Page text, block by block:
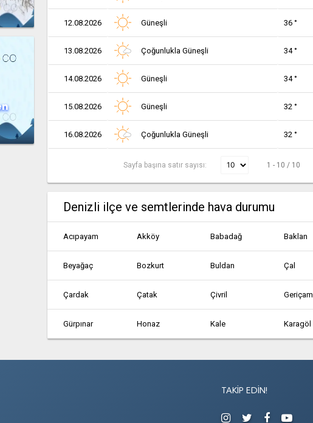
12.08.2026 Güneşli 36 °
13.08.2026 Çoğunlukla Güneşli 34 °
14.08.2026 Güneşli 34 °
15.08.2026 Güneşli 32 °
16.08.2026 Çoğunlukla Güneşli 32 °
Sayfa başına satır sayısı: 1 - 10 / 10
Denizli ilçe ve semtlerinde hava durumu
Acıpayam Akköy Babadağ Baklan
Beyağaç Bozkurt Buldan Çal
Çardak Çatak Çivril Geriçam
Gürpınar Honaz Kale Karagöl
TAKIP EDIN!